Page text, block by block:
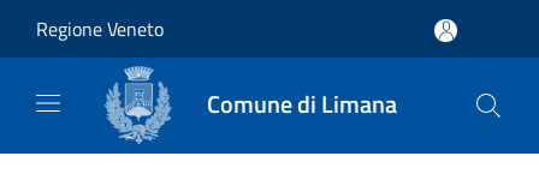
Regione Veneto
Comune di Limana